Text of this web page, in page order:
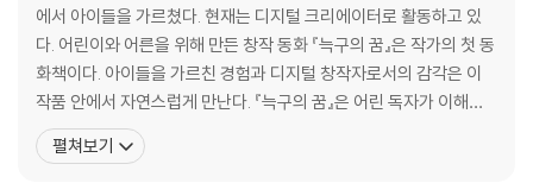
8. 숲은 말을 한다
9. 물이 노래한다
10. 처음 해 본 일
11. 형들이 보고 싶다
12. 하늘의 눈
13. 거짓말하는 울음소리
에서 아이들을 가르쳤다. 현재는 디지털 크리에이터로 활동하고 있
다. 어린이와 어른을 위해 만든 창작 동화 『늑구의 꿈』은 작가의 첫 동
화책이다. 아이들을 가르친 경험과 디지털 창작자로서의 감각은 이
작품 안에서 자연스럽게 만난다. 『늑구의 꿈』은 어린 독자가 이해할
수 있는 쉬운 문장으로 쓰였지만, 그 안에는 오늘의 사회가 함께 생각
해야 할 질문이 담겨 있다. 동물원에서 보호받는다는 것은 무엇인가.
펼쳐보기